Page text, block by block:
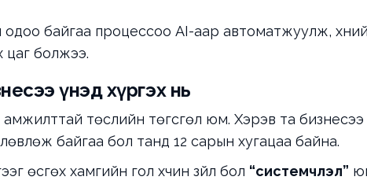
байгаа процессоо AI-аар автоматжуулж,
цаг болжээ.
үнэд хүргэх нь
амжилттай төслийн төгсгөл юм. Хэрэв та бизнесээ
байгаа бол танд 12 сарын хугацаа байна.
өсгөх хамгийн гол хүчин зүйл бол “системчлэл”